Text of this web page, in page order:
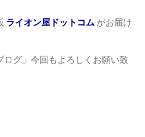
ライオン屋ドットコム がお届け
ログ」今回もよろしくお願い致